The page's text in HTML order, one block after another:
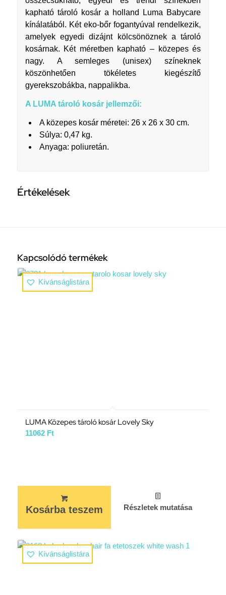
kapható tároló kosár a holland Luma Babycare
kínálatából. Két eko-bőr fogantyúval rendelkezik,
amelyek egyedi dizájnt kölcsönöznek a tároló
kosárnak. Két méretben kapható – közepes és
nagy. A semleges (unisex) színeknek
köszönhetően tökéletes kiegészítő
gyerekszobákba, nappalikba.
A LUMA tároló kosár jellemzői:
A közepes kosár méretei: 26 x 26 x 30 cm.
Súlya: 0,47 kg.
Anyaga: poliuretán.
Értékelések
Kapcsolódó termékek
Kívánságlistára
LUMA Közepes tároló kosár Lovely Sky
11062 Ft
Kosárba teszem Részletek mutatása
Kívánságlistára